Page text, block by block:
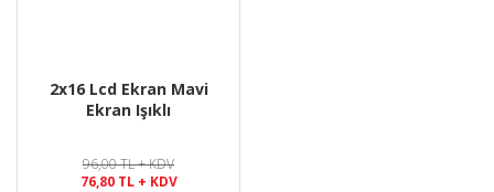
2x16 Lcd Ekran Mavi
Ekran Işıklı
96,00 TL + KDV
76,80 TL + KDV